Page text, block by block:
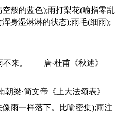
身湿淋淋的状态);雨毛(细雨);
不来。——唐·杜甫《秋述》
梁·简文帝《上大法颂表》